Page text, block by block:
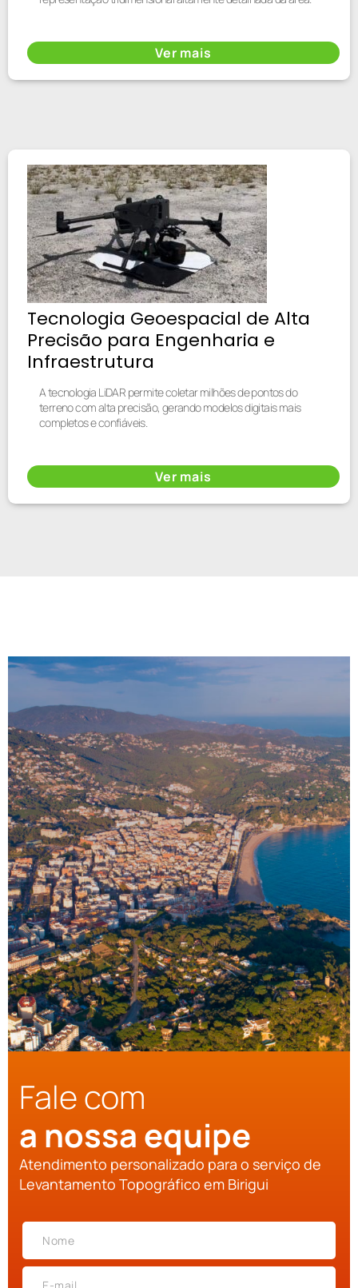
Ver mais
Tecnologia Geoespacial de Alta
Precisão para Engenharia e
Infraestrutura
A tecnologia LiDAR permite coletar milhões de pontos do
terreno com alta precisão, gerando modelos digitais mais
completos e confiáveis.
Ver mais
Fale com
a nossa equipe
Atendimento personalizado para o serviço de
Levantamento Topográfico em Birigui